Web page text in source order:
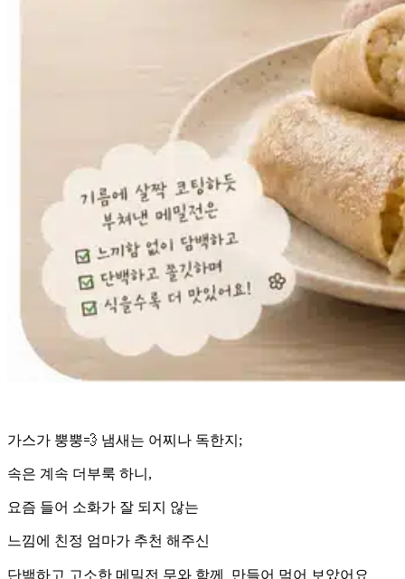
가스가 뿡뿡💨 냄새는 어찌나 독한지;
속은 계속 더부룩 하니,
요즘 들어 소화가 잘 되지 않는
느낌에 친정 엄마가 추천 해주신
단백하고 고소한 메밀전 무와 함께 만들어 먹어 보았어요